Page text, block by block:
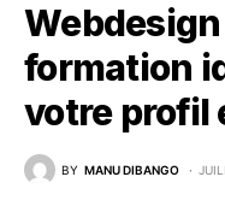
formation
votre profil
BY MANU DIBANGO